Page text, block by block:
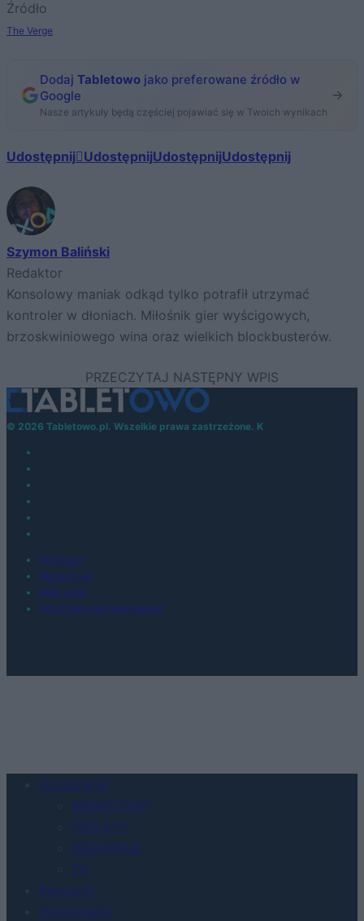
Źródło
The Verge
Dodaj Tabletowo jako preferowane źródło w
Google
Nasze artykuły będą częściej pojawiać się w Twoich wynikach
Udostępnij UdostępnijUdostępnijUdostępnij
Szymon Baliński
Redaktor
Konsolowy maniak odkąd tylko potrafił utrzymać
kontroler w dłoniach. Miłośnik gier wyścigowych,
brzoskwiniowego wina oraz wielkich blockbusterów.
© 2026 Tabletowo.pl. Wszelkie prawa zastrzeżone. K
KONTAKT
REDAKCJA
REKLAMA
POLITYKA PRYWATNOŚCI
Urządzenia
SMARTFONY
TABLETY
WEARABLE
TV
Recenzje
Porównania